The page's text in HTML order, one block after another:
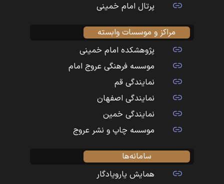
پرتال امام خمینی
مراکز و موسسات وابسته
پژوهشکده امام خمینی
موسسه فرهنگی عروج امام
نمایندگی قم
نمایندگی اصفهان
نمایندگی خمین
موسسه چاپ و نشر عروج
سامانه‌ها
همایش یارویادگار